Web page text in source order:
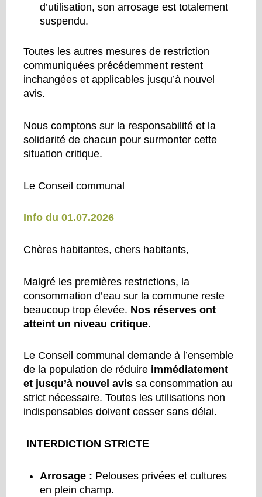
d’utilisation, son arrosage est totalement
suspendu.
Toutes les autres mesures de restriction
communiquées précédemment restent
inchangées et applicables jusqu’à nouvel
avis.
Nous comptons sur la responsabilité et la
solidarité de chacun pour surmonter cette
situation critique.
Le Conseil communal
Info du 01.07.2026
Chères habitantes, chers habitants,
Malgré les premières restrictions, la
consommation d’eau sur la commune reste
beaucoup trop élevée. Nos réserves ont
atteint un niveau critique.
Le Conseil communal demande à l’ensemble
de la population de réduire immédiatement
et jusqu’à nouvel avis sa consommation au
strict nécessaire. Toutes les utilisations non
indispensables doivent cesser sans délai.
INTERDICTION STRICTE
Arrosage : Pelouses privées et cultures
en plein champ.